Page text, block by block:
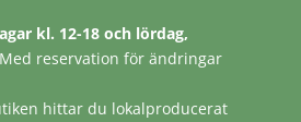
kl. 12-18 och lördag,
Med reservation för ändringar
hittar du lokalproducerat